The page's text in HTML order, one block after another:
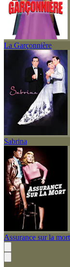
La Garçonnière
Sabrina
Assurance sur la mort